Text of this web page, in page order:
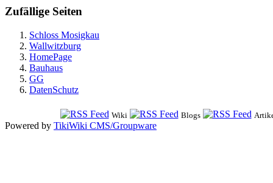
Zufällige Seiten
Schloss Mosigkau
Wallwitzburg
HomePage
Bauhaus
GG
DatenSchutz
Wiki Blogs
Powered by TikiWiki CMS/Groupware